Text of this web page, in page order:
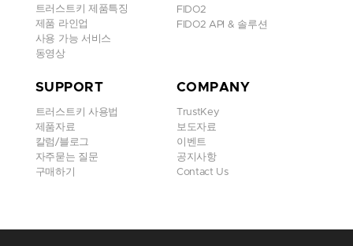
G시리즈는 세계 최초이자 현재 유일한 FIDO2
- 다중 프로토콜 지원 : FIDO2, U2F, HOTP, TOTP
트러스트키 제품특징
제품 라인업
사용 가능 서비스
동영상
FIDO2
FIDO2 API & 솔루션
SUPPORT
트러스트키 사용법
제품자료
칼럼/블로그
자주묻는 질문
구매하기
COMPANY
TrustKey
보도자료
이벤트
공지사항
Contact Us